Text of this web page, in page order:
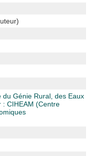
Génie Rural, des Eaux
: CIHEAM (Centre